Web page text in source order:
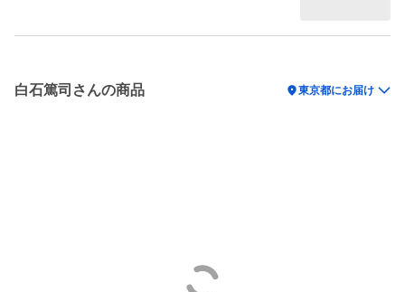
白石篤司さんの商品 location_on東京都にお届け